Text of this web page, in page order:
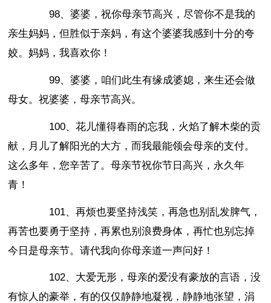
98、婆婆，祝你母亲节高兴，尽管你不是我的
亲生妈妈，但胜似于亲妈，有这个婆婆我感到十分的夸
姣。妈妈，我喜欢你！
99、婆婆，咱们此生有缘成婆媳，来生还会做
母女。祝婆婆，母亲节高兴。
100、花儿懂得春雨的忘我，火焰了解木柴的贡
献，月儿了解阳光的大方，而我最能领会母亲的支付。
这么多年，您辛苦了。母亲节祝你节日高兴，永久年
青！
101、再烦也要坚持浅笑，再急也别乱发脾气，
再苦也要勇于坚持，再累也别浪费身体，再忙也别忘掉
今日是母亲节。请代我向你母亲道一声问好！
102、大爱无形，母亲的爱没有豪放的言语，没
有惊人的豪举，有的仅仅静静地凝视，静静地张望，涓